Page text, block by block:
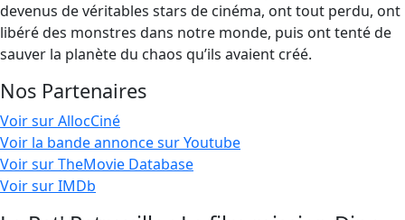
devenus de véritables stars de cinéma, ont tout perdu, ont
libéré des monstres dans notre monde, puis ont tenté de
sauver la planète du chaos qu’ils avaient créé.
Nos Partenaires
Voir sur AllocCiné
Voir la bande annonce sur Youtube
Voir sur TheMovie Database
Voir sur IMDb